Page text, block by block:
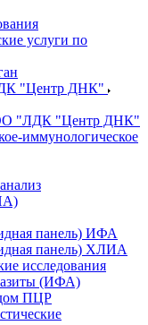
услуги по
"Центр ДНК"
"ЛДК "Центр ДНК"
иммунологическое
панель) ИФА
панель) ХЛИА
исследования
(ИФА)
ПЦР